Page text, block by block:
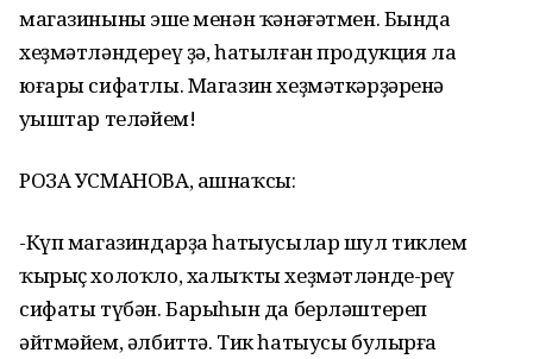
магазинының эше менән ҡәнәғәтмен. Бында
хеҙмәтләндереү ҙә, һатылған продукция ла
юғары сифатлы. Магазин хеҙмәткәрҙәренә
уңыштар теләйем!
РОЗА УСМАНОВА, ашнаҡсы:
-Күп магазиндарҙа һатыусылар шул тиклем
ҡырыҫ холоҡло, халыҡты хеҙмәтләнде-реү
сифаты түбән. Барыһын да берләштереп
әйтмәйем, әлбиттә. Тик һатыусы булырға